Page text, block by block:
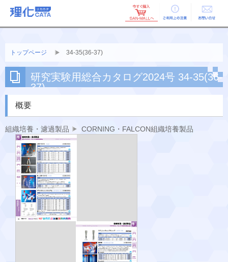
ご利用上の お問い合せ
トップページ 34-35(36-37)
研究実験用総合カタログ2024号 34-35(36-
37)
概要
組織培養・濾過製品 CORNING・FALCON組織培養製品